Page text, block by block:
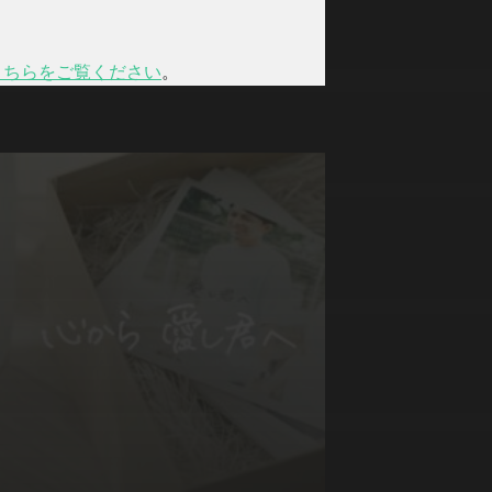
らをご覧ください。